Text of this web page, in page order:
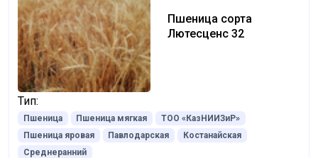
Пшеница сорта
Лютесценс 32
Тип:
Пшеница Пшеница мягкая
ТОО «КазНИИЗиР»
Пшеница яровая
Павлодарская
Костанайская
Среднеранний